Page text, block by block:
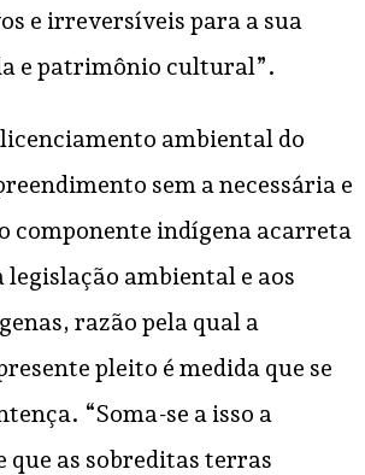
e irreversíveis para a sua
e patrimônio cultural”.
licenciamento ambiental do
sem a necessária e
componente indígena acarreta
legislação ambiental e aos
razão pela qual a
pleito é medida que se
“Soma-se a isso a
que as sobreditas terras